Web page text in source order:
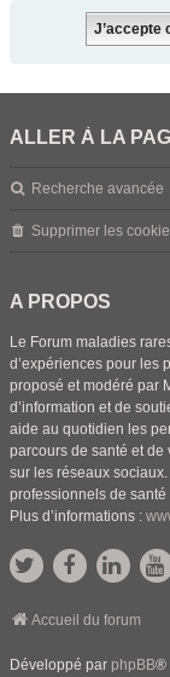
ALLER À LA
Recherche avancée
Supprimer les
A PROPOS
Le Forum maladies
d’expériences pour les
proposé et modéré par
d’information et de
aide au quotidien les
parcours de santé et de
sur les réseaux
professionnels de
Plus d’informations :
Accueil du forum
Développé par phpBB®